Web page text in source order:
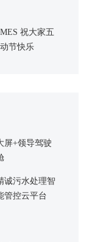
祝大家五
节快乐
屏+领导驾驶
诚污水处理智
管控云平台